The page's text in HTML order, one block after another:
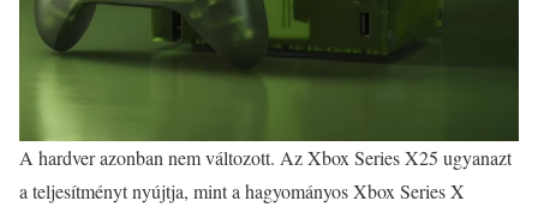
A hardver azonban nem változott. Az Xbox Series X25 ugyanazt
a teljesítményt nyújtja, mint a hagyományos Xbox Series X